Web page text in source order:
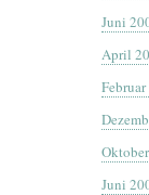
Juni
April
Juni